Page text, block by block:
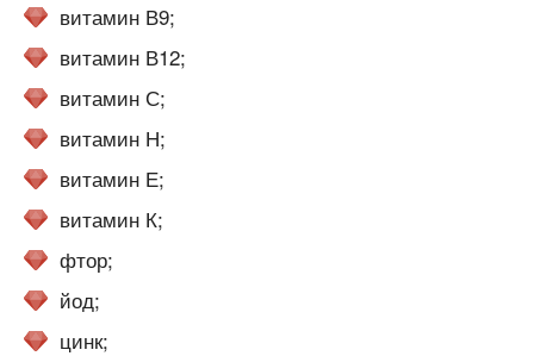
витамин В9;
витамин В12;
витамин С;
витамин Н;
витамин Е;
витамин К;
фтор;
йод;
цинк;